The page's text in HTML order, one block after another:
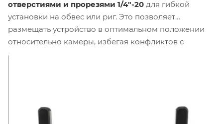
отверстиями и прорезями 1/4"-20 для гибкой
установки на обвес или риг. Это позволяет
размещать устройство в оптимальном положении
относительно камеры, избегая конфликтов с
другими аксессуарами. Для крепления самого
Прорези в кронштейне позволяют регулировать